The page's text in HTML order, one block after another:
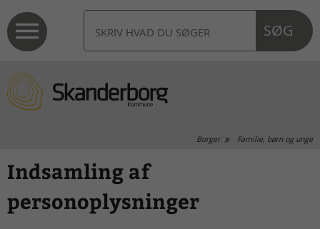
SØG
Borger Familie, børn og unge
Indsamling af
personoplysninger